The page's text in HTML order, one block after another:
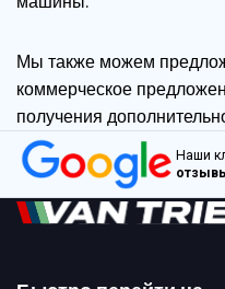
Мы также можем
коммерческое
получения
Наши